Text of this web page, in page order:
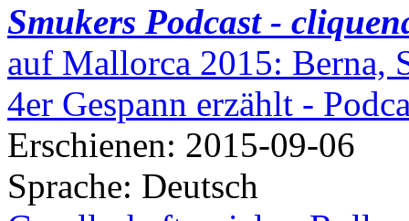
Smukers Podcast -
auf Mallorca 2015: Berna,
4er Gespann erzählt -
Erschienen: 2015-09-06
Sprache: Deutsch